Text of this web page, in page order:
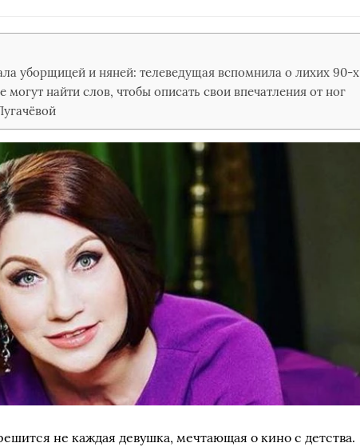
уборщицей и няней: телеведущая вспомнила о лихих 90-х
могут найти слов, чтобы описать свои впечатления от ног
не каждая девушка, мечтающая о кино с детства.